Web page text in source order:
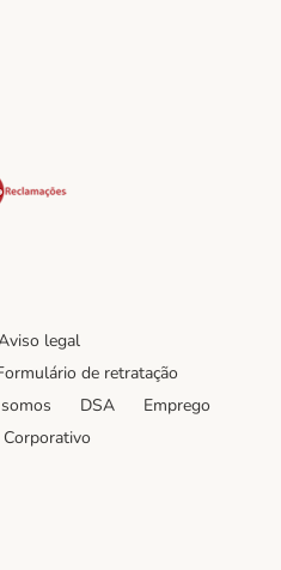
Method
Method
legal
de retratação
DSA
Emprego